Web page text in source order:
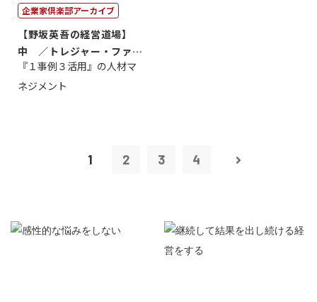
企業家倶楽部アーカイブ
【野坂英吾の経営道場】
中 ／トレジャー・ファク
トリー社長野坂...
『１事例３活用』の人材マ
ネジメント
1 2 3 4